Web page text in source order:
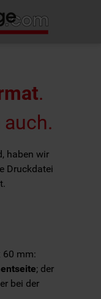
.
haben wir
Druckdatei
60 mm:
; der
bei der